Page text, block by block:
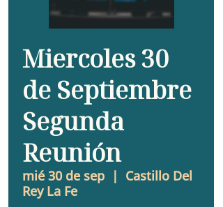
Miercoles 30
de Septiembre
Segunda
Reunión
mié 30 de sep
  |
Castillo Del
Rey La Fe